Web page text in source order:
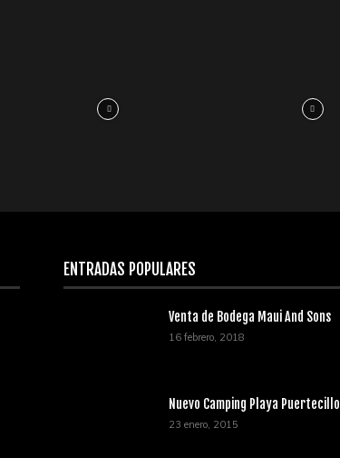
ENTRADAS POPULARES
Venta de Bodega Maui And Sons
16 febrero, 2018
Nuevo Camping Playa Puertecillo
23 enero, 2015